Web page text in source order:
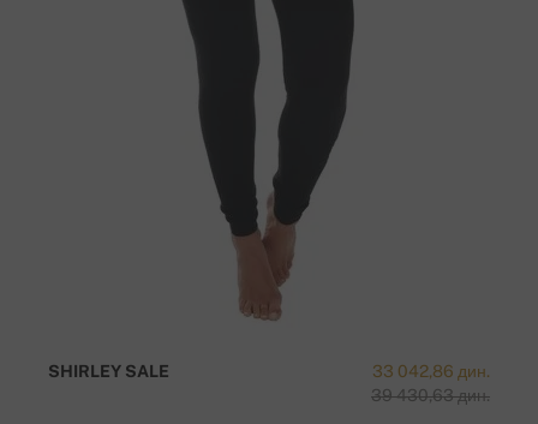
33 042,86 дин.
39 430,63 дин.
SHIRLEY SALE